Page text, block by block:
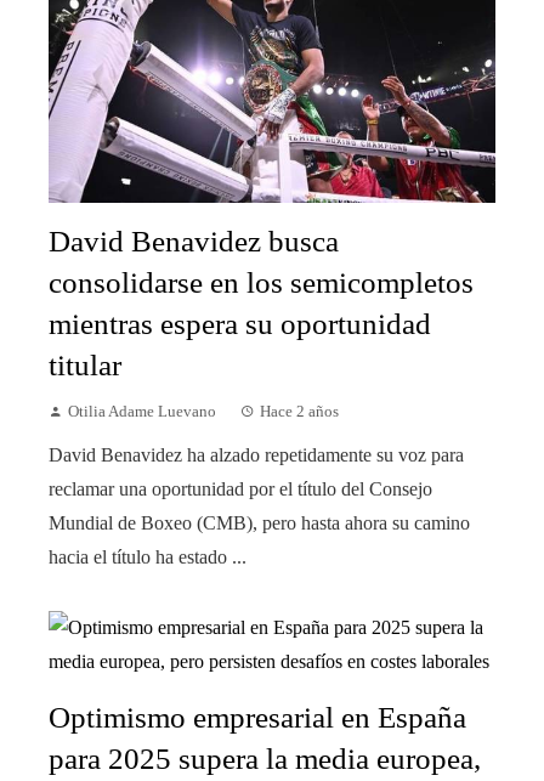
David Benavidez busca
consolidarse en los semicompletos
mientras espera su oportunidad
titular
Otilia Adame Luevano Hace 2 años
David Benavidez ha alzado repetidamente su voz para
reclamar una oportunidad por el título del Consejo
Mundial de Boxeo (CMB), pero hasta ahora su camino
hacia el título ha estado ...
Optimismo empresarial en España
para 2025 supera la media europea,